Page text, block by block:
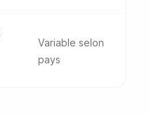
Variable selon
pays